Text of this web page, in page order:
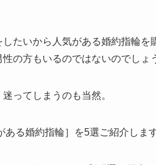
たいから人気がある婚約指輪
の方もいるのではないのでしょ
ってしまうのも当然。
る婚約指輪］を5選ご紹介します